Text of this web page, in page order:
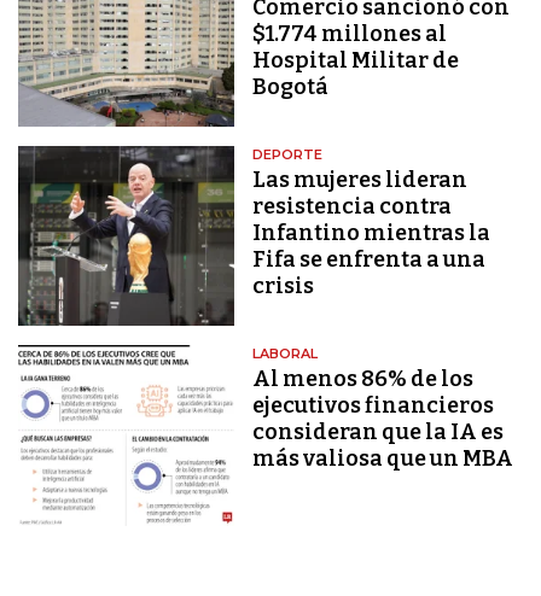
Comercio sancionó con
$1.774 millones al
Hospital Militar de
Bogotá
DEPORTE
Las mujeres lideran
resistencia contra
Infantino mientras la
Fifa se enfrenta a una
crisis
LABORAL
Al menos 86% de los
ejecutivos financieros
consideran que la IA es
más valiosa que un MBA